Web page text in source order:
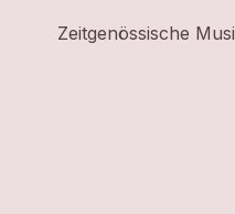
Zeitgenössische